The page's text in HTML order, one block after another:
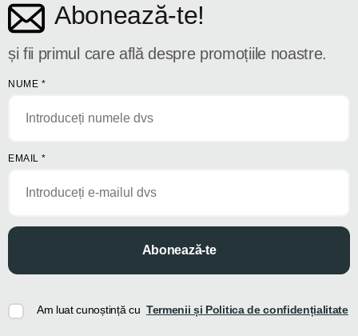
Abonează-te!
și fii primul care află despre promoțiile noastre.
NUME *
EMAIL *
Abonează-te
Am luat cunoștință cu Termenii și Politica de confidențialitate